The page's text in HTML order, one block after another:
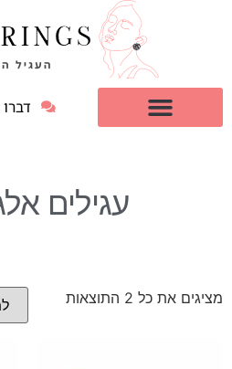
עגילים
מציגים את כל ⁦2⁩ התוצאות